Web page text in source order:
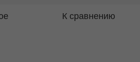
К сравнению